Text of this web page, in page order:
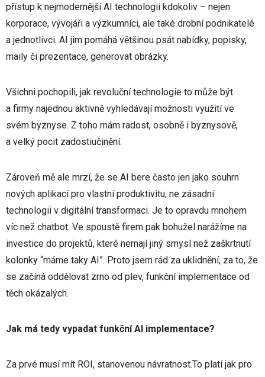
přístup k nejmodernější AI technologii kdokoliv – nejen
korporace, vývojáři a výzkumníci, ale také drobní podnikatelé
a jednotlivci. AI jim pomáhá většinou psát nabídky, popisky,
maily či prezentace, generovat obrázky.
Všichni pochopili, jak revoluční technologie to může být
a firmy najednou aktivně vyhledávají možnosti využití ve
svém byznyse. Z toho mám radost, osobně i byznysově,
a velký pocit zadostiučinění.
Zároveň mě ale mrzí, že se AI bere často jen jako souhrn
nových aplikací pro vlastní produktivitu, ne zásadní
technologii v digitální transformaci. Je to opravdu mnohem
víc než chatbot. Ve spoustě firem pak bohužel narážíme na
investice do projektů, které nemají jiný smysl než zaškrtnutí
kolonky “máme taky AI”. Proto jsem rád za uklidnění, za to, že
se začíná oddělovat zrno od plev, funkční implementace od
těch okázalých.
Jak má tedy vypadat funkční AI implementace?
Za prvé musí mít ROI, stanovenou návratnost.To platí jak pro